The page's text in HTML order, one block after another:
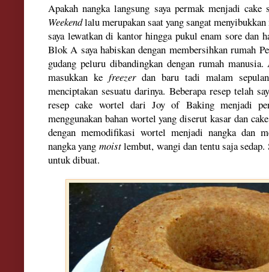
Apakahnangka langsung saya permak menjadi
Weekendlalumerupakan saat yang sangat m
saya lewatkan di kantor hingga pukul enam soredan
Blok A saya habiskan dengan membersihkan rumah
gudang peluru dibandingkandengan rumah
masukkan kefreezerdan baru tadi malam
menciptakan sesuatu darinya. Beberapa resep telah
resep cake wortel dari Joy of Baking menjadi
menggunakan bahan wortel yangdiserut kasar dan
dengan memodifikasi wortel menjadi nangka dan
nangka yang moistlembut, wangi dan tentu saja sedap.
untuk dibuat.